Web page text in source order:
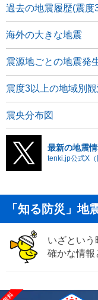
過去の地震履歴(震度
海外の大きな地震
震源地ごとの地震発
震度3以上の地域別
震央分布図
最新の地震
tenki.jp公式X（
「知る防災」地
いざという
確かな情報